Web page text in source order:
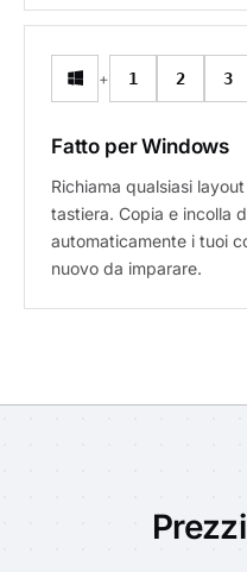
+ 1 2 3
Fatto per Windows
Richiama qualsiasi
tastiera. Copia e incolla
automaticamente i tuoi
nuovo da imparare.